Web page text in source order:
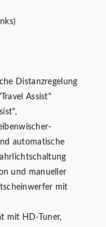
Distanzregelung
Assist"
automatische
und manueller
mit
mit HD-Tuner,